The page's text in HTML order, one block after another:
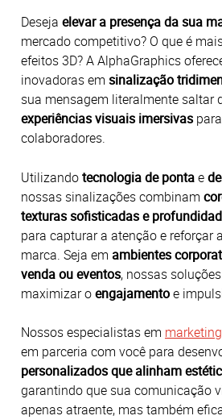
Deseja elevar a presença da sua
mercado competitivo? O que é
efeitos 3D?A AlphaGraphics
inovadoras em sinalização
sua mensagem literalmente saltar
experiências visuais imersivas
colaboradores.
Utilizandotecnologia de pontae
nossas sinalizações combinam
texturas sofisticadas e
para capturar a atenção e reforçar a
marca. Seja em ambientes
venda ou eventos, nossas
maximizar oengajamentoe
Nossos especialistas em marketing
em parceria com você para
personalizados que alinham
garantindo que sua comunicação
apenas atraente, mas também